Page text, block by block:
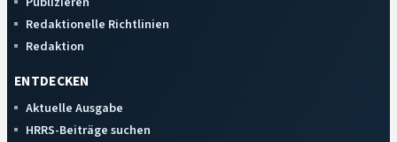
Redaktionelle Richtlinien
Redaktion
ENTDECKEN
Aktuelle Ausgabe
HRRS-Beiträge suchen